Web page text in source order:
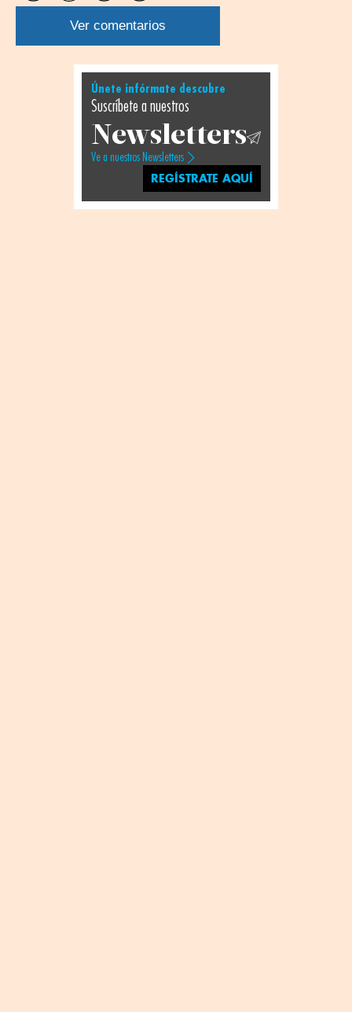
por
WhatsApp
por
Twitter
por
Facebook
por
Linkedin
Ver comentarios
Únete infórmate descubre
Suscríbete a nuestros
Newsletters
Ve a nuestros Newsletters
REGÍSTRATE AQUÍ